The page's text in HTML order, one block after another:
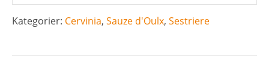
Kategorier: Cervinia, Sauze d'Oulx, Sestriere